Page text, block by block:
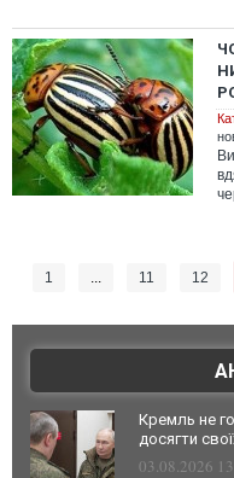
1 ... 11 12
Кремль не
досягти
03.08.2026